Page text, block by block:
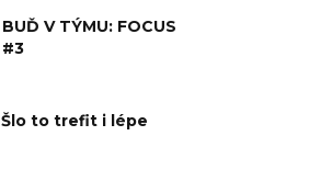
BUĎ V TÝMU: FOCUS
#3
Šlo to trefit i lépe